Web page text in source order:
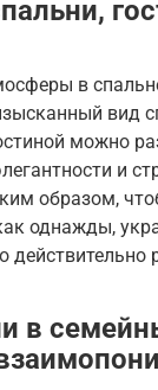
в
вид
можно
и
образом,
однажды,
в